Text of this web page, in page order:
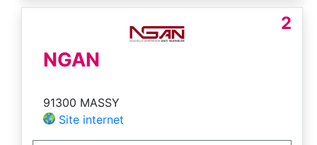
2
NGAN
91300 MASSY
Site internet